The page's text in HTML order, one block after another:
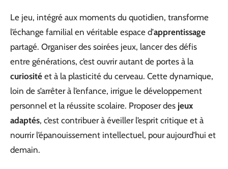
Le jeu, intégré aux moments du quotidien, transforme
l’échange familial en véritable espace d’apprentissage
partagé. Organiser des soirées jeux, lancer des défis
entre générations, c’est ouvrir autant de portes à la
curiosité et à la plasticité du cerveau. Cette dynamique,
loin de s’arrêter à l’enfance, irrigue le développement
personnel et la réussite scolaire. Proposer des jeux
adaptés, c’est contribuer à éveiller l’esprit critique et à
nourrir l’épanouissement intellectuel, pour aujourd’hui et
demain.